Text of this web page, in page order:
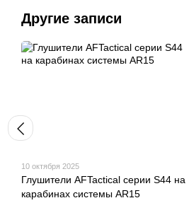
Другие записи
10 октября 2025
Глушители AFTactical серии S44 на
карабинах системы AR15